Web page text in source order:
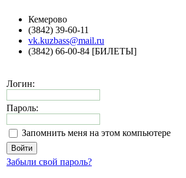
Кемерово
(3842) 39-60-11
vk.kuzbass@mail.ru
(3842) 66-00-84 [БИЛЕТЫ]
Логин:
Пароль:
Запомнить меня на этом компьютере
Забыли свой пароль?